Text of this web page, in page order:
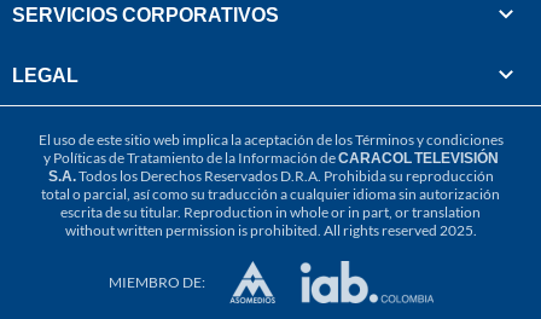
SERVICIOS CORPORATIVOS
LEGAL
El uso de este sitio web implica la aceptación de losTérminos y condiciones
y Políticas de Tratamiento de la Información deCARACOL TELEVISIÓN
S.A.Todos los Derechos Reservados D.R.A. Prohibida su reproducción
total o parcial, así como su traducción a cualquier idioma sin autorización
escrita de su titular. Reproduction in whole or in part, or translation
without written permission is prohibited. All rights reserved 2025.
MIEMBRO DE: